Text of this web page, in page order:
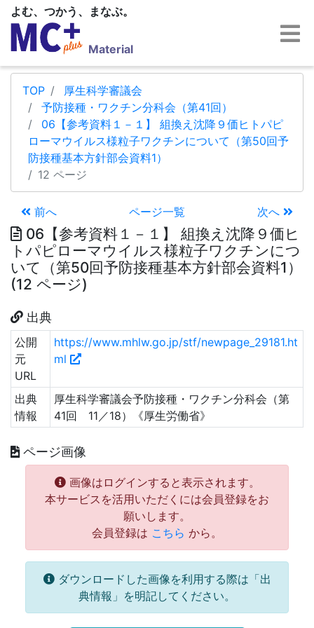
よむ、つかう、まなぶ。
Material
TOP
厚生科学審議会
予防接種・ワクチン分科会（第41回）
06【参考資料１－１】 組換え沈降９価ヒトパピ
ローマウイルス様粒子ワクチンについて（第50回予
防接種基本方針部会資料1）
12 ページ
前へ ページ一覧 次へ
06【参考資料１－１】 組換え沈降９価ヒ
トパピローマウイルス様粒子ワクチンにつ
いて（第50回予防接種基本方針部会資料1）
(12 ページ)
出典
公開
元
URL
https://www.mhlw.go.jp/stf/newpage_29181.ht
ml
出典
情報
厚生科学審議会予防接種・ワクチン分科会（第
41回 11／18）《厚生労働省》
ページ画像
画像はログインすると表示されます。
本サービスを活用いただくには会員登録をお
願いします。
会員登録は こちら から。
ダウンロードした画像を利用する際は「出
典情報」を明記してください。